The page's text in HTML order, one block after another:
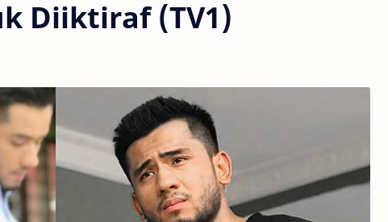
Diiktiraf (TV1)